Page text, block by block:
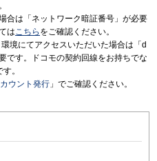
合は「ネットワーク暗証番号」が必要
はこちら をご確認ください。
境にてアクセスいただいた場合は「d
です。ドコモの契約回線をお持ちでな
。
ウント発行 」でご確認ください。